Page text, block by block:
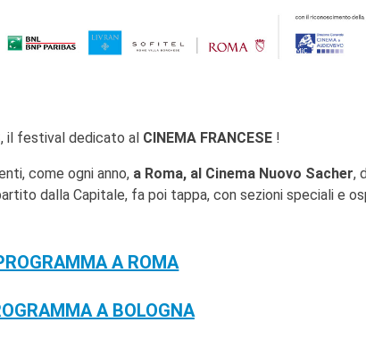
, il festival dedicato al CINEMA FRANCESE !
come ogni anno, a Roma, al Cinema Nuovo Sacher,
dalla Capitale, fa poi tappa, con sezioni speciali e
A ROMA
A BOLOGNA